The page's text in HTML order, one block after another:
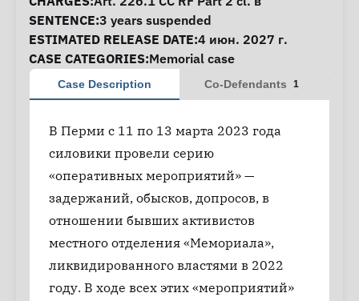
SENTENCE:3 years suspended
ESTIMATED RELEASE DATE:4 июн. 2027 г.
CASE CATEGORIES:Memorial case
Case Description Co-Defendants 1
В Перми с 11 по 13 марта 2023 года
силовики провели серию
«оперативных мероприятий» —
задержаний, обысков, допросов, в
отношении бывших активистов
местного отделения «Мемориала»,
ликвидированного властями в 2022
году. В ходе всех этих «мероприятий»